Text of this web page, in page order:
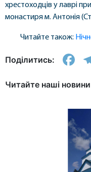
хрестоходців у лаврі
монастиря м. Антонія
Читайте також:
Поділитись:
Читайте наші